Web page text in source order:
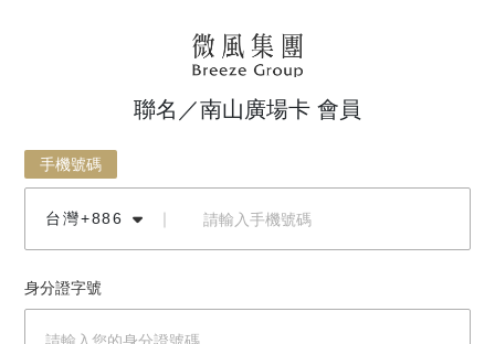
聯名／南山廣場卡 會員
手機號碼
台灣+886
身分證字號